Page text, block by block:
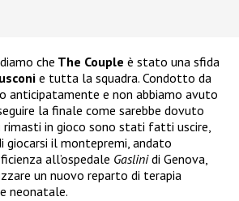
che The Couple è stato una sfida
e tutta la squadra. Condotto da
anticipatamente e non abbiamo avuto
la finale come sarebbe dovuto
rimasti in gioco sono stati fatti uscire,
giocarsi il montepremi, andato
all’ospedale Gaslinidi Genova,
un nuovo reparto di terapia
neonatale.